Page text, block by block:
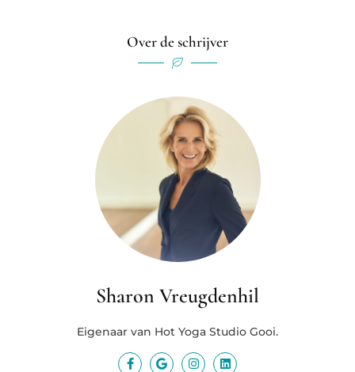
Over de schrijver
Sharon Vreugdenhil
Eigenaar van Hot Yoga Studio Gooi.